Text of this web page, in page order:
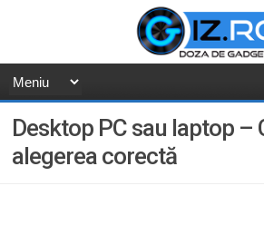
Desktop PC sau laptop –
alegerea corectă